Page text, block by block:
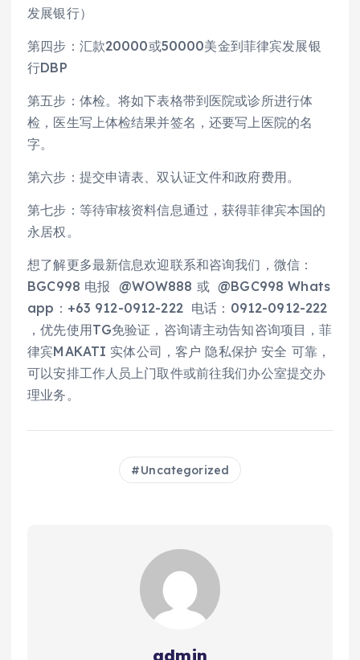
发展银行）
第四步：汇款20000或50000美金到菲律宾发展银
行DBP
第五步：体检。将如下表格带到医院或诊所进行体
检，医生写上体检结果并签名，还要写上医院的名
字。
第六步：提交申请表、双认证文件和政府费用。
第七步：等待审核资料信息通过，获得菲律宾本国的
永居权。
想了解更多最新信息欢迎联系和咨询我们，微信：
BGC998 电报 @WOW888 或 @BGC998 Whats
app：+63 912-0912-222 电话：0912-0912-222
，优先使用TG免验证，咨询请主动告知咨询项目，菲
律宾MAKATI 实体公司，客户 隐私保护 安全 可靠，
可以安排工作人员上门取件或前往我们办公室提交办
理业务。
Uncategorized
admin